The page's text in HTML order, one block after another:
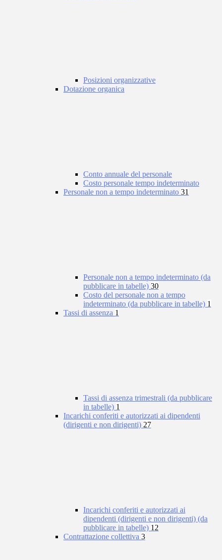
Posizioni organizzative
Dotazione organica
Conto annuale del personale
Costo personale tempo indeterminato
Personale non a tempo indeterminato 31
Personale non a tempo indeterminato (da
pubblicare in tabelle) 30
Costo del personale non a tempo
indeterminato (da pubblicare in tabelle) 1
Tassi di assenza 1
Tassi di assenza trimestrali (da pubblicare
in tabelle) 1
Incarichi conferiti e autorizzati ai dipendenti
(dirigenti e non dirigenti) 27
Incarichi conferiti e autorizzati ai
dipendenti (dirigenti e non dirigenti) (da
pubblicare in tabelle) 12
Contrattazione collettiva 3